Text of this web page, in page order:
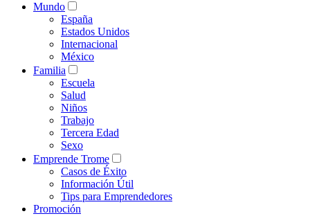
Mundo
España
Estados Unidos
Internacional
México
Familia
Escuela
Salud
Niños
Trabajo
Tercera Edad
Sexo
Emprende Trome
Casos de Éxito
Información Útil
Tips para Emprendedores
Promoción